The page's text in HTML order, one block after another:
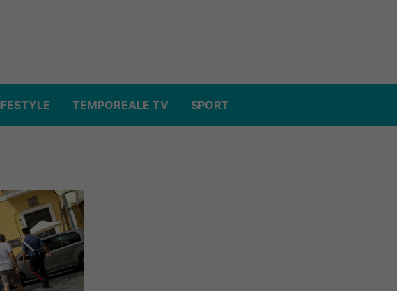
TEMPOREALE TV SPORT